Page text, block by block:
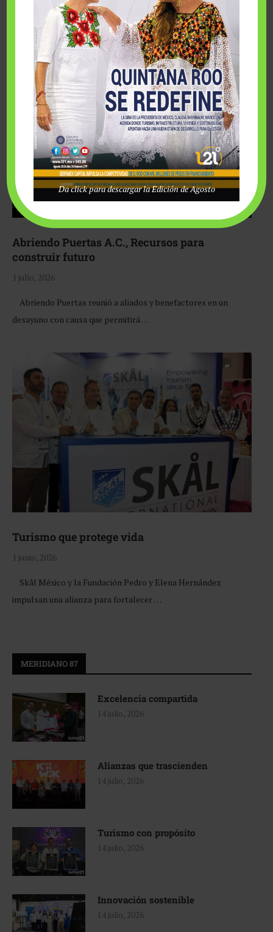
Fairmont Mayakoba y Make-A-Wish México unieron
esfuerzos para hacer realidad el deseo de una …
Abriendo Puertas A.C., Recursos para
construir futuro
1 julio, 2026
Abriendo Puertas reunió a aliados y benefactores en un
desayuno con causa que permitirá …
Turismo que protege vida
1 junio, 2026
Skål México y la Fundación Pedro y Elena Hernández
impulsan una alianza para fortalecer …
MERIDIANO 87
Excelencia compartida
14 julio, 2026
Alianzas que trascienden
14 julio, 2026
Turismo con propósito
14 julio, 2026
Innovación sostenible
14 julio, 2026
Da click para descargar la Edición de Agosto